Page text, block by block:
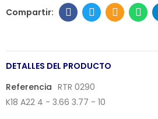
DETALLES DEL PRODUCTO
Referencia RTR 0290
K18 A22 4 - 3.66 3.77 - 10